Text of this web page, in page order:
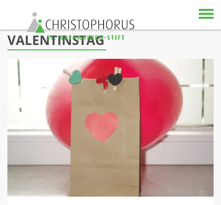
Skip to content
VALENTINSTAG